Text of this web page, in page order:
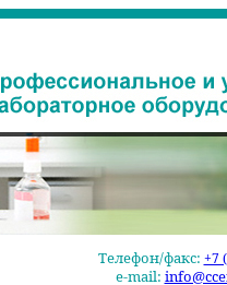
Телефон/факс: +7
e-mail: